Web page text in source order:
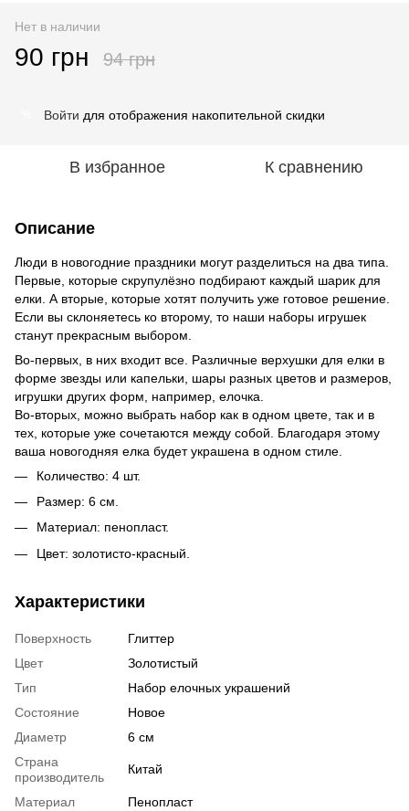
Нет в наличии
90 грн 94 грн
Войти для отображения накопительной скидки
В избранное К сравнению
Описание
Люди в новогодние праздники могут разделиться на два типа.
Первые, которые скрупулёзно подбирают каждый шарик для
елки. А вторые, которые хотят получить уже готовое решение.
Если вы склоняетесь ко второму, то наши наборы игрушек
станут прекрасным выбором.
Во-первых, в них входит все. Различные верхушки для елки в
форме звезды или капельки, шары разных цветов и размеров,
игрушки других форм, например, елочка.
Во-вторых, можно выбрать набор как в одном цвете, так и в
тех, которые уже сочетаются между собой. Благодаря этому
ваша новогодняя елка будет украшена в одном стиле.
Количество: 4 шт.
Размер: 6 см.
Материал: пенопласт.
Цвет: золотисто-красный.
Характеристики
Поверхность
Глиттер
Цвет
Золотистый
Тип
Набор елочных украшений
Состояние
Новое
Диаметр
6 см
Страна
производитель
Китай
Материал
Пенопласт